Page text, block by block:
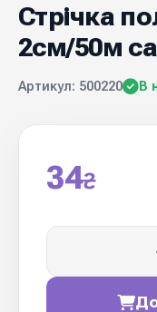
Стрічка
2см/50м
Артикул: 500220 В
34₴